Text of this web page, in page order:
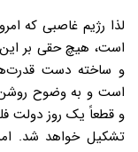
لذا رژیم غاصبی که
است، هیچ حقی بر این
و ساخته دست
است و به وضوح
و قطعاً یک روز دولت
تشکیل خواهد شد.